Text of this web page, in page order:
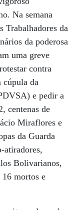
Na semana
Trabalhadores da
da poderosa
uma greve
contra
cúpula da
e pedir a
centenas de
Miraflores e
da Guarda
atiradores,
Bolivarianos,
mortos e